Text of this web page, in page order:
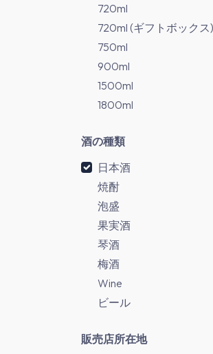
720ml
720ml (ギフトボックス)
750ml
900ml
1500ml
1800ml
酒の種類
日本酒
焼酎
泡盛
果実酒
琴酒
梅酒
Wine
ビール
販売店所在地